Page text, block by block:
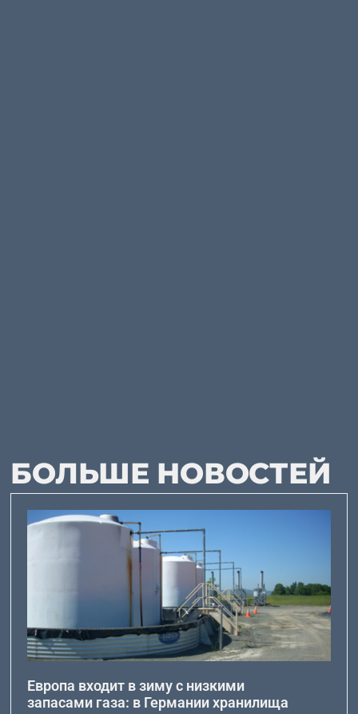
БОЛЬШЕ НОВОСТЕЙ
Европа входит в зиму с низкими
запасами газа: в Германии хранилища